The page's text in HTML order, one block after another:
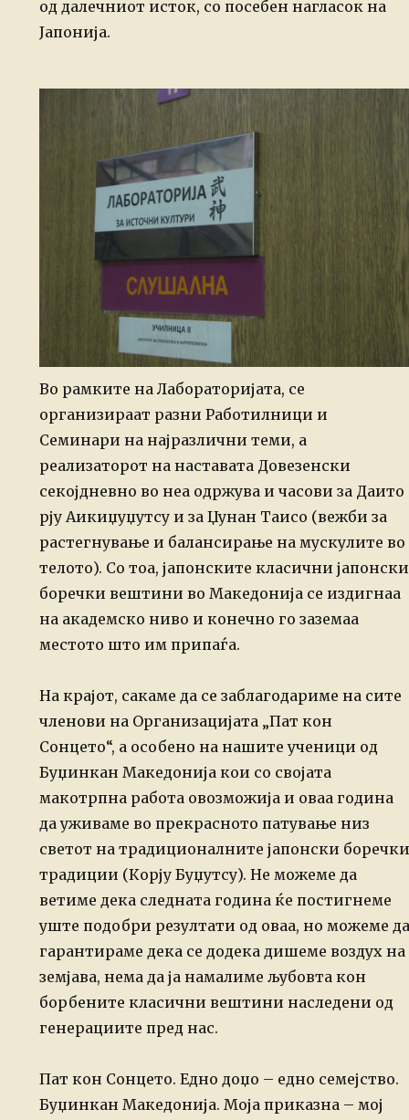
од далечниот исток, со посебен нагласок на
Јапонија.
Во рамките на Лабораторијата, се
организираат разни Работилници и
Семинари на најразлични теми, а
реализаторот на наставата Довезенски
секојдневно во неа одржува и часови за Даито
рју Аикиџуџутсу и за Џунан Таисо (вежби за
растегнување и балансирање на мускулите во
телото). Со тоа, јапонските класични јапонски
боречки вештини во Македонија се издигнаа
на академско ниво и конечно го заземаа
местото што им припаѓа.
На крајот, сакаме да се заблагодариме на сите
членови на Организацијата „Пат кон
Сонцето“, а особено на нашите ученици од
Буџинкан Македонија кои со својата
макотрпна работа овозможија и оваа година
да уживаме во прекрасното патување низ
светот на традиционалните јапонски боречки
традиции (Корју Буџутсу). Не можеме да
ветиме дека следната година ќе постигнеме
уште подобри резултати од оваа, но можеме да
гарантираме дека се додека дишеме воздух на
земјава, нема да ја намалиме љубовта кон
борбените класични вештини наследени од
генерациите пред нас.
Пат кон Сонцето. Едно доџо – едно семејство.
Буџинкан Македонија. Моја приказна – мој